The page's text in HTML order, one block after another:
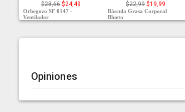
$28,66 $24,49
Orbegozo SF 0147 -
Ventilador
$22,99 $19,99
Báscula Grasa Corporal
Blueto
Opiniones